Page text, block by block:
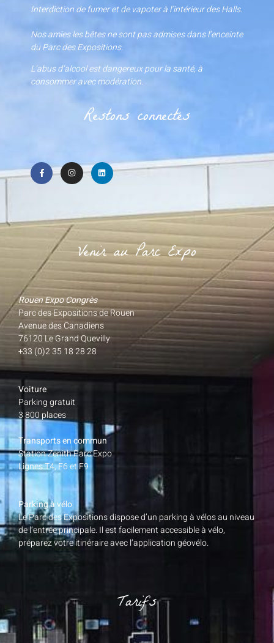
Interdiction de fumer et de vapoter à l’intérieur des Halls.
Nos amies les bêtes ne sont pas admises dans l’enceinte
du Parc des Expositions.
L’abus d’alcool est dangereux pour la santé, à
consommer avec modération.
Restons connectés
Venir au Parc Expo
Rouen Expo Congrès
Parc des Expositions de Rouen
Avenue des Canadiens
76120 Le Grand Quevilly
+33 (0)2 35 18 28 28
Voiture
Parking gratuit
3 800 places
Transports en commun
Station Zenith Parc Expo
Lignes T4, F6 et F9
Parking à vélo
Le Parc des Expositions dispose d’un parking à vélos au niveau
de l’entrée principale. Il est facilement accessible à vélo,
préparez votre itinéraire avec l’application géovélo.
Tarifs